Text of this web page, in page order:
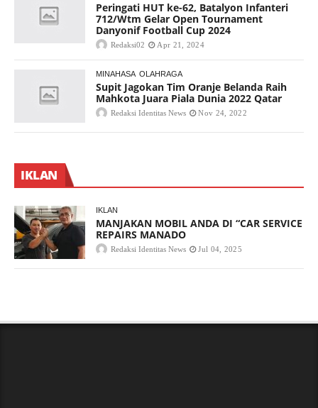
Peringati HUT ke-62, Batalyon Infanteri
712/Wtm Gelar Open Tournament
Danyonif Football Cup 2024
Redaksi02 Apr 21, 2024
MINAHASA OLAHRAGA
Supit Jagokan Tim Oranje Belanda Raih
Mahkota Juara Piala Dunia 2022 Qatar
Redaksi Identitas News Nov 24, 2022
IKLAN
IKLAN
MANJAKAN MOBIL ANDA DI “CAR SERVICE
REPAIRS MANADO
Redaksi Identitas News Jul 04, 2025